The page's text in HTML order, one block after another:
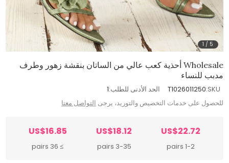
1 / 5
Wholesale أحذية كعب عالي من الساتان بنقشة زهور وطرف
مدبب للنساء
SKU:
T1026011250 الحد الأدنى للطلب:1
للحصول على خدمات التخصيص والتوريد، يرجى التواصل معنا
US$22.72
1-2 pairs
US$18.12
3-35 pairs
US$16.85
≥ 36 pairs